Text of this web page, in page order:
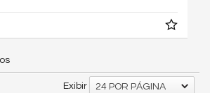
Exibir 24 POR PÁGINA